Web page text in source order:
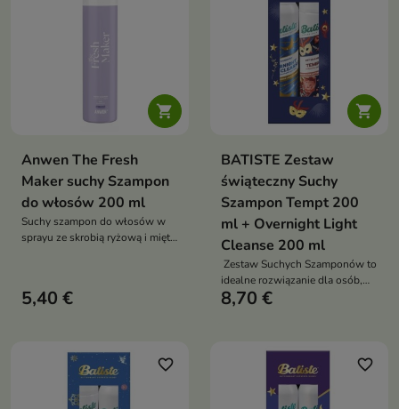
im zdrowy wygląd, sprężystość i
świetlisty blask już po
pierwszym użyciu

Anwen The Fresh
Maker suchy Szampon
do włosów 200 ml
Suchy szampon do włosów w
sprayu ze skrobią ryżową i miętą
5,40 €

BATISTE Zestaw
świąteczny Suchy
Szampon Tempt 200
ml + Overnight Light
Cleanse 200 ml
Zestaw Suchych Szamponów to
idealne rozwiązanie dla osób,
które chcą dbać o swoje włosy
8,70 €
favorite_border favorite_border